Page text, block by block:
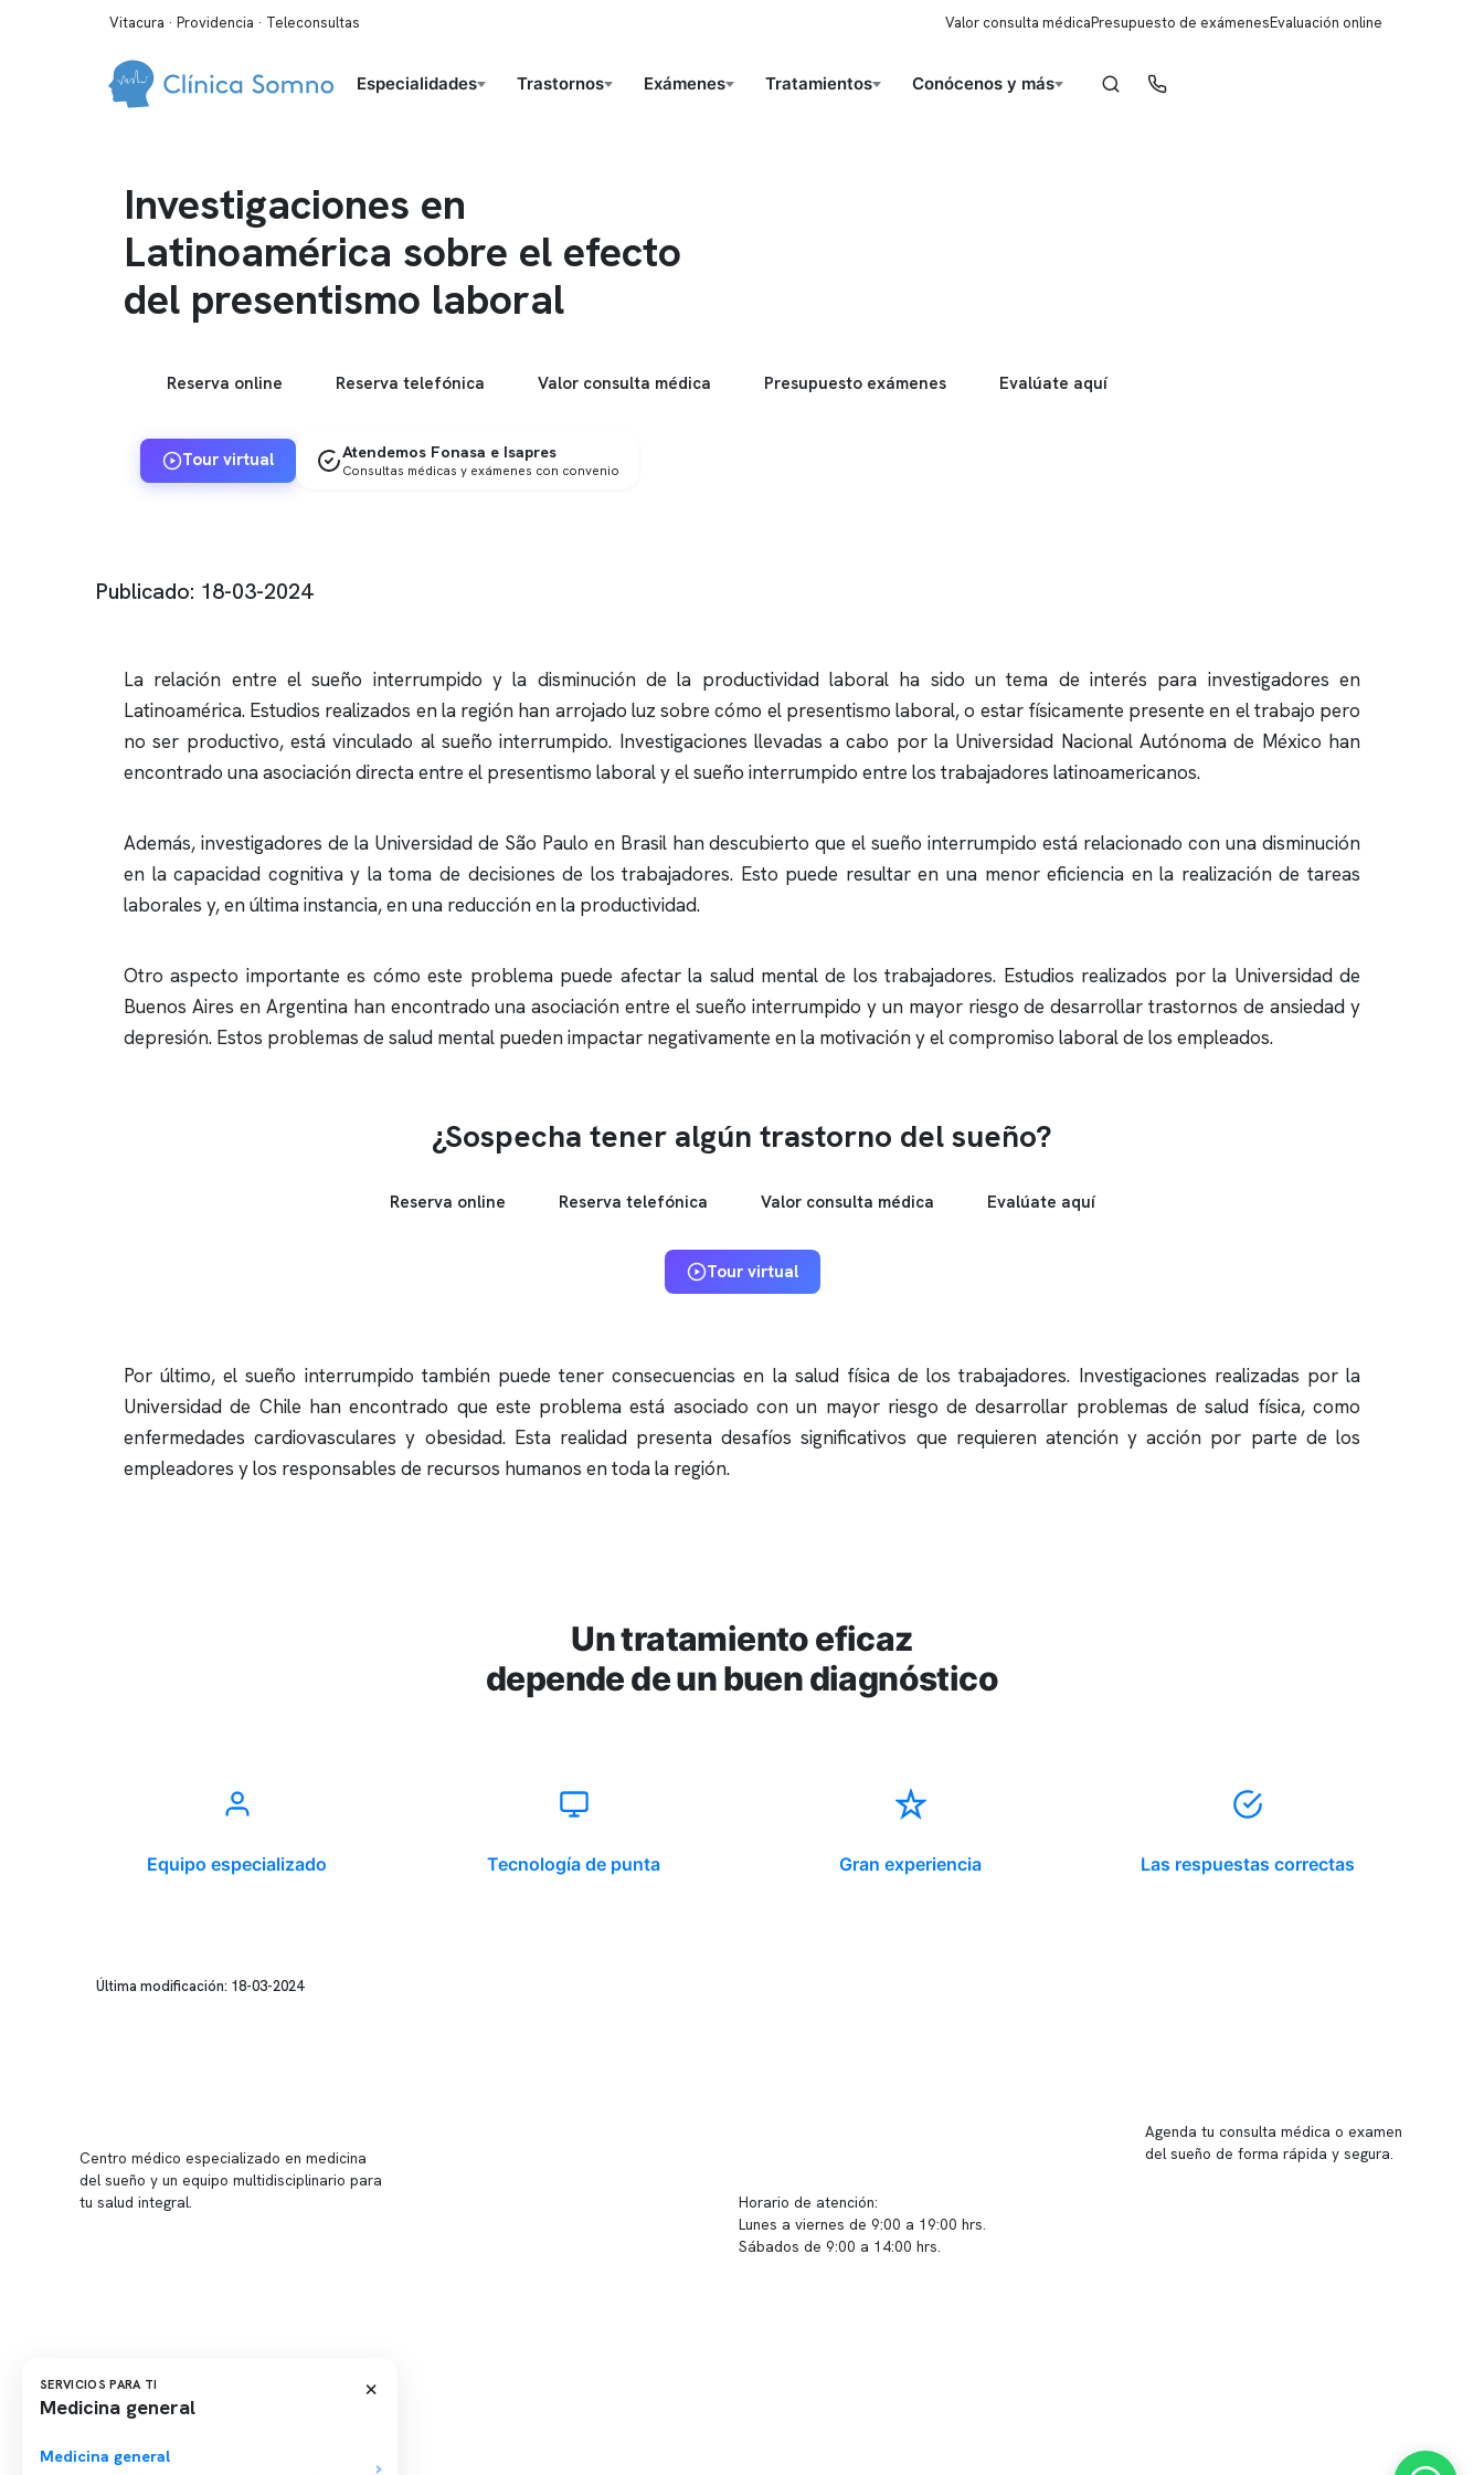
Vitacura · Providencia · Teleconsultas Valor consulta médicaPresupuesto de exámenesEvaluación online
Especialidades Trastornos Exámenes Tratamientos Conócenos y más
Investigaciones en
Latinoamérica sobre el efecto
del presentismo laboral
Reserva online Reserva telefónica Valor consulta médica Presupuesto exámenes Evalúate aquí
Tour virtual Atendemos Fonasa e Isapres
Consultas médicas y exámenes con convenio
Publicado: 18-03-2024
La relación entre el sueño interrumpido y la disminución de la productividad laboral ha sido un tema de interés para investigadores en
Latinoamérica. Estudios realizados en la región han arrojado luz sobre cómo el presentismo laboral, o estar físicamente presente en el trabajo pero
no ser productivo, está vinculado al sueño interrumpido. Investigaciones llevadas a cabo por la Universidad Nacional Autónoma de México han
encontrado una asociación directa entre el presentismo laboral y el sueño interrumpido entre los trabajadores latinoamericanos.
Además, investigadores de la Universidad de São Paulo en Brasil han descubierto que el sueño interrumpido está relacionado con una disminución
en la capacidad cognitiva y la toma de decisiones de los trabajadores. Esto puede resultar en una menor eficiencia en la realización de tareas
laborales y, en última instancia, en una reducción en la productividad.
Otro aspecto importante es cómo este problema puede afectar la salud mental de los trabajadores. Estudios realizados por la Universidad de
Buenos Aires en Argentina han encontrado una asociación entre el sueño interrumpido y un mayor riesgo de desarrollar trastornos de ansiedad y
depresión. Estos problemas de salud mental pueden impactar negativamente en la motivación y el compromiso laboral de los empleados.
¿Sospecha tener algún trastorno del sueño?
Reserva online Reserva telefónica Valor consulta médica Evalúate aquí
Tour virtual
Por último, el sueño interrumpido también puede tener consecuencias en la salud física de los trabajadores. Investigaciones realizadas por la
Universidad de Chile han encontrado que este problema está asociado con un mayor riesgo de desarrollar problemas de salud física, como
enfermedades cardiovasculares y obesidad. Esta realidad presenta desafíos significativos que requieren atención y acción por parte de los
empleadores y los responsables de recursos humanos en toda la región.
Un tratamiento eficaz
depende de un buen diagnóstico
Equipo especializado Tecnología de punta Gran experiencia Las respuestas correctas
Última modificación: 18-03-2024
Centro médico especializado en medicina
del sueño y un equipo multidisciplinario para
tu salud integral.
Horario de atención:
Lunes a viernes de 9:00 a 19:00 hrs.
Sábados de 9:00 a 14:00 hrs.
Agenda tu consulta médica o examen
del sueño de forma rápida y segura.
SERVICIOS PARA TI
Medicina general
×
Medicina general